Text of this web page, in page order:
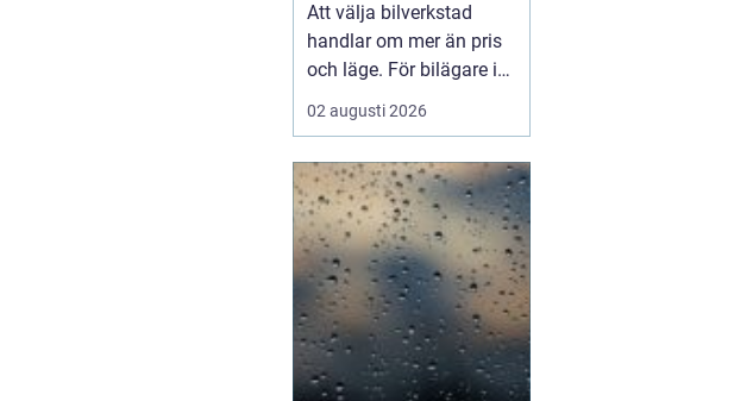
Att välja bilverkstad
handlar om mer än pris
och läge. För bilägare i
Umeå väger trygghet,
tillgänglighet och tydliga
tungt. Enmodern
bilverkst...
02 augusti 2026